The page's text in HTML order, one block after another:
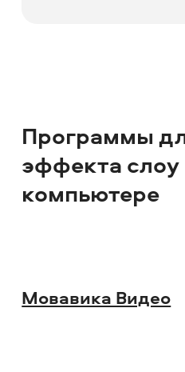
Программы
эффекта слоу
компьютере
Мовавика Видео